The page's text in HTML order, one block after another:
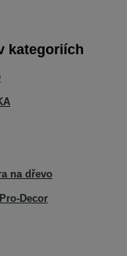
kategoriích
na dřevo
Decor